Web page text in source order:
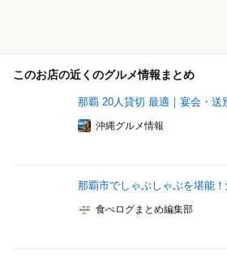
このお店の近くのグルメ情報まとめ
那覇 20人貸切 最適｜宴会・送
沖縄グルメ情報
那覇市でしゃぶしゃぶを堪能
食べログまとめ編集部